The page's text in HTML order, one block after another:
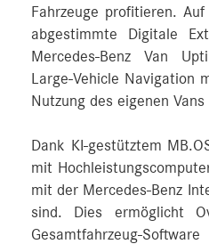
Fahrzeuge profitieren.
abgestimmte Digitale
Mercedes‑Benz Van
Large-Vehicle Navigation
Nutzung des eigenen
Dank KI-gestütztem
mit
mit der Mercedes‑Benz
sind. Dies ermöglicht
Gesamtfahrzeug-